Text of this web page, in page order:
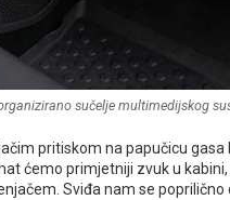
sučelje multimedijskog
pritiskom na papučicu gasa
ćemo primjetniji zvuk u
Sviđa nam se poprilično